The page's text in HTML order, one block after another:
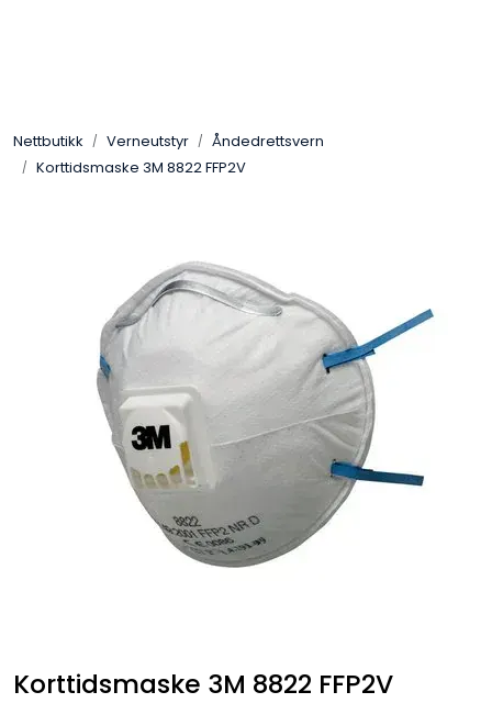
Nettbutikk Verneutstyr
Åndedrettsvern
Korttidsmaske 3M 8822 FFP2V
Korttidsmaske 3M 8822 FFP2V
Pakning
Slitasjeteknikk
Verneutstyr
Industriprodukter